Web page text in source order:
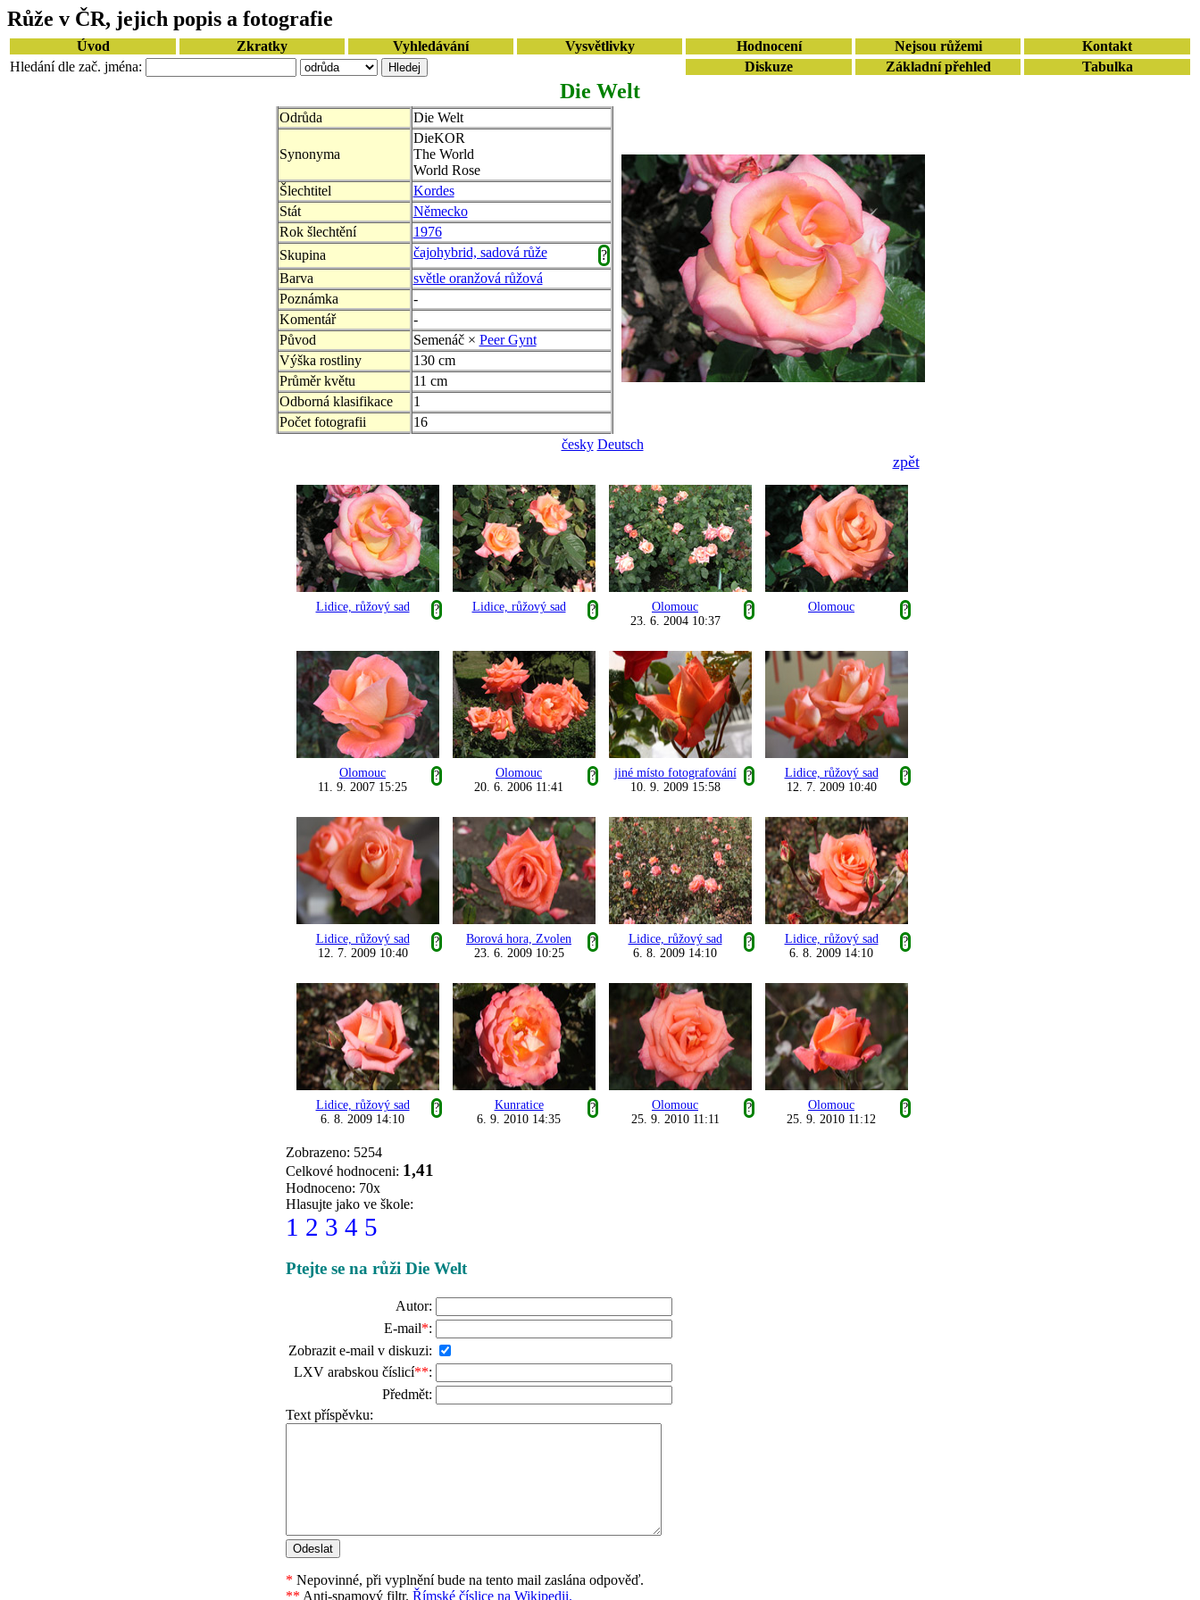
Růže v ČR, jejich popis a fotografie
Úvod Zkratky Vyhledávání Vysvětlivky Hodnocení Nejsou růžemi
Kontakt
Hledání dle zač. jména:
Diskuze Základní přehled Tabulka
Die Welt
Odrůda Die Welt
Synonyma
DieKOR
The World
World Rose
Šlechtitel
Kordes
Stát
Německo
Rok šlechtění
1976
Skupina
čajohybrid, sadová růže
?
Barva
světle oranžová růžová
Poznámka
-
Komentář
-
Původ
Semenáč × Peer Gynt
Výška rostliny
130 cm
Průměr květu
11 cm
Odborná klasifikace
1
Počet fotografii
16
česky Deutsch
zpět
Lidice, růžový sad ? Lidice, růžový sad ? Olomouc
?
23. 6. 2004 10:37
Olomouc ?
Olomouc
?
11. 9. 2007 15:25
Olomouc
?
20. 6. 2006 11:41
jiné místo fotografování
?
10. 9. 2009 15:58
Lidice, růžový sad
?
12. 7. 2009 10:40
Lidice, růžový sad
?
12. 7. 2009 10:40
Borová hora, Zvolen
?
23. 6. 2009 10:25
Lidice, růžový sad
?
6. 8. 2009 14:10
Lidice, růžový sad
?
6. 8. 2009 14:10
Lidice, růžový sad
?
6. 8. 2009 14:10
Kunratice
?
6. 9. 2010 14:35
Olomouc
?
25. 9. 2010 11:11
Olomouc
?
25. 9. 2010 11:12
Zobrazeno: 5254
Celkové hodnoceni: 1,41
Hodnoceno: 70x
Hlasujte jako ve škole:
1 2 3 4 5
Ptejte se na růži Die Welt
Autor:
E-mail*:
Zobrazit e-mail v diskuzi:
LXV arabskou číslicí**:
Předmět:
Text příspěvku:
* Nepovinné, při vyplnění bude na tento mail zaslána odpověď.
** Anti-spamový filtr. Římské číslice na Wikipedii.